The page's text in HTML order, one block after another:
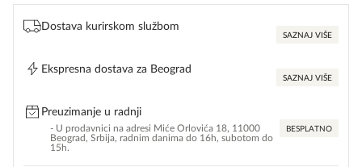
Dostava kurirskom službom
SAZNAJ VIŠE
Ekspresna dostava za Beograd
SAZNAJ VIŠE
Preuzimanje u radnji
- U prodavnici na adresi Miće Orlovića 18, 11000
Beograd, Srbija, radnim danima do 16h, subotom do
15h.
BESPLATNO